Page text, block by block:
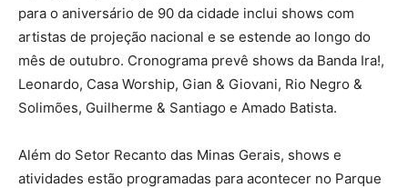
para o aniversário de 90 da cidade inclui shows com
artistas de projeção nacional e se estende ao longo do
mês de outubro. Cronograma prevê shows da Banda Ira!,
Leonardo, Casa Worship, Gian & Giovani, Rio Negro &
Solimões, Guilherme & Santiago e Amado Batista.
Além do Setor Recanto das Minas Gerais, shows e
atividades estão programadas para acontecer no Parque